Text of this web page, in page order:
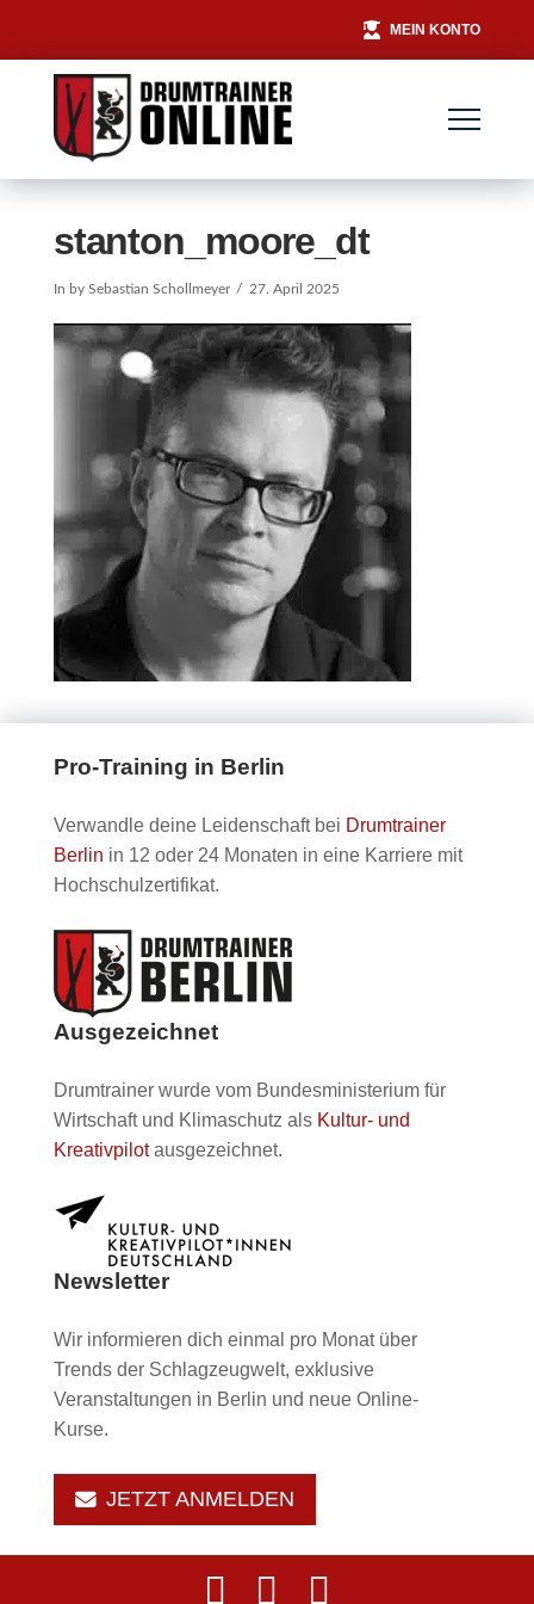
MEIN KONTO
stanton_moore_dt
In by Sebastian Schollmeyer 27. April 2025
Pro-Training in Berlin
Verwandle deine Leidenschaft bei Drumtrainer
Berlin in 12 oder 24 Monaten in eine Karriere mit
Hochschulzertifikat.
Ausgezeichnet
Drumtrainer wurde vom Bundesministerium für
Wirtschaft und Klimaschutz als Kultur- und
Kreativpilotausgezeichnet.
Newsletter
Wir informieren dich einmal pro Monat über
Trends der Schlagzeugwelt, exklusive
Veranstaltungen in Berlin und neue Online-
Kurse.
JETZT ANMELDEN